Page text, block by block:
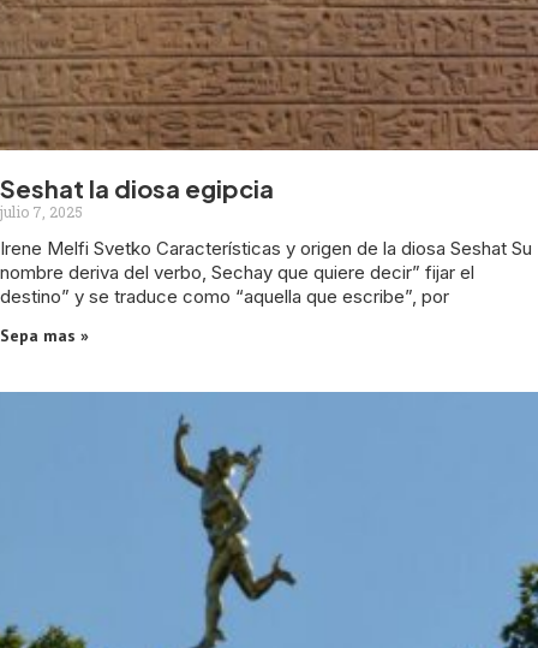
Seshat la diosa egipcia
julio 7, 2025
Irene Melfi Svetko Características y origen de la diosa Seshat Su
nombre deriva del verbo, Sechay que quiere decir” fijar el
destino” y se traduce como “aquella que escribe”, por
Sepa mas »